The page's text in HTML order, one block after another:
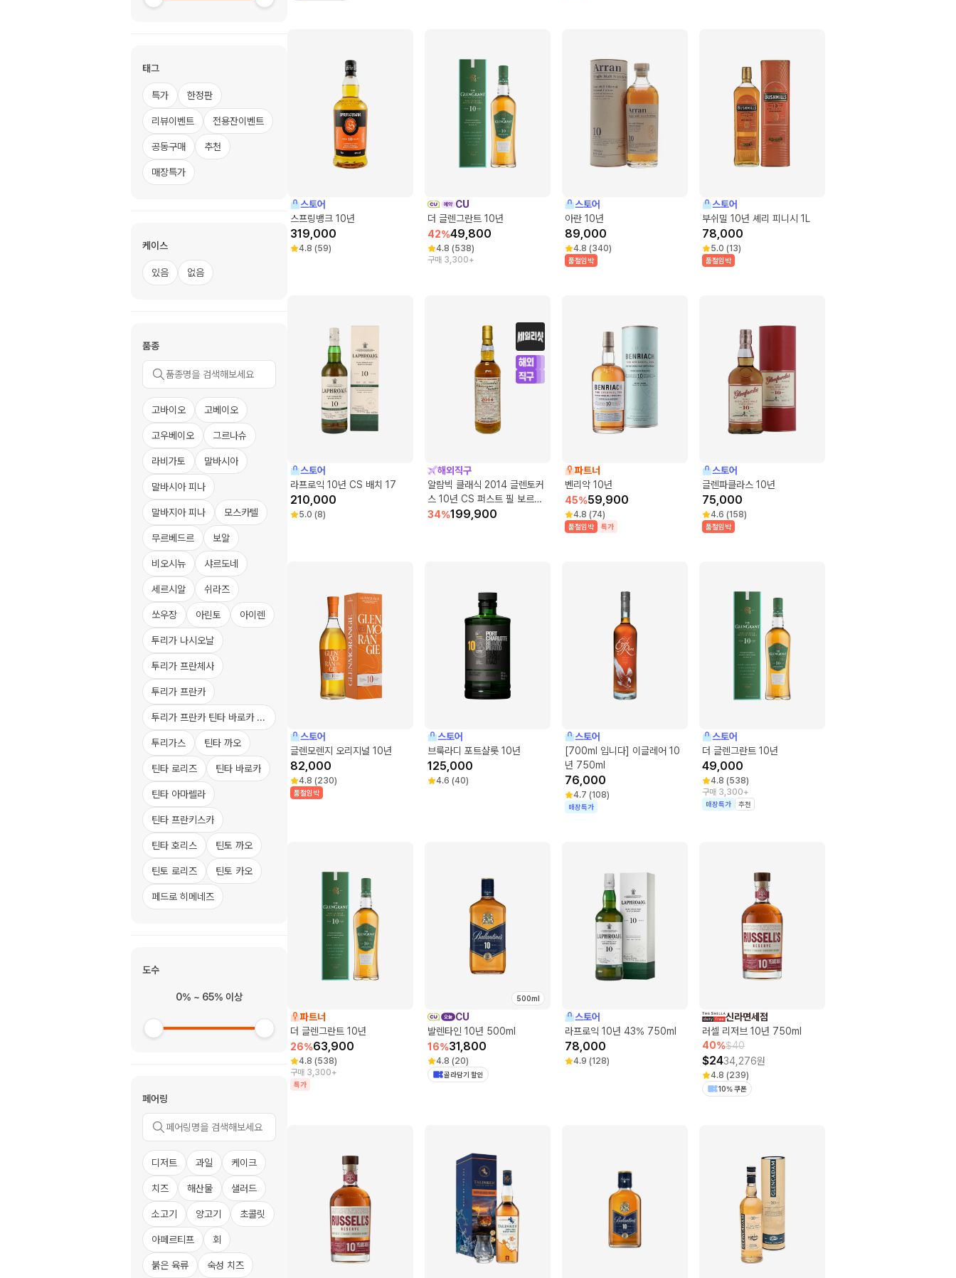
태그
특가 한정판
리뷰이벤트 전용잔이벤트
공동구매 추천
매장특가
케이스
있음 없음
품종
고바이오 고베이오
고우베이오 그르나슈
라비가토 말바시아
말바시아 피나
말바지아 피나 모스카텔
무르베드르 보알
비오시뉴 샤르도네
세르시알 쉬라즈
쏘우장 아린토 아이렌
투리가 나시오날
투리가 프란체사
투리가 프란카
투리가스 틴타 까오
틴타 로리즈 틴타 바로카
틴타 아마렐라
틴타 프란키스카
틴타 호리스 틴토 까오
틴토 로리즈 틴토 카오
페드로 히메네즈
도수
0% ~ 65% 이상
페어링
디저트 과일 케이크
치즈 해산물 샐러드
소고기 양고기 초콜릿
아페르티프 회
붉은 육류 숙성 치즈
스토어
스프링뱅크 10년
319,000
4.8 (59)
CU
더 글렌그란트 10년
42%49,800
4.8 (538)
구매 3,300+
스토어
아란 10년
89,000
4.8 (340)
품절임박
스토어
부쉬밀 10년 셰리 피니시 1L
78,000
5.0 (13)
품절임박
스토어
라프로익 10년 CS 배치 17
210,000
5.0 (8)
해외직구
알람빅 클래식 2014 글렌토커
스 10년 CS 퍼스트 필 보르도
레드 와인 배럴
34%199,900
파트너
벤리악 10년
45%59,900
4.8 (74)
품절임박 특가
스토어
글렌파클라스 10년
75,000
4.6 (158)
품절임박
스토어
글렌모렌지 오리지널 10년
82,000
4.8 (230)
품절임박
스토어
브룩라디 포트샬롯 10년
125,000
4.6 (40)
스토어
[700ml 입니다] 이글레어 10
년 750ml
76,000
4.7 (108)
매장특가
스토어
더 글렌그란트 10년
49,000
4.8 (538)
구매 3,300+
매장특가 추천
파트너
더 글렌그란트 10년
26%63,900
4.8 (538)
구매 3,300+
특가
500ml
CU
발렌타인 10년 500ml
16%31,800
4.8 (20)
골라담기 할인
스토어
라프로익 10년 43% 750ml
78,000
4.9 (128)
신라면세점
러셀 리저브 10년 750ml
40%$40
$2434,276원
4.8 (239)
10% 쿠폰